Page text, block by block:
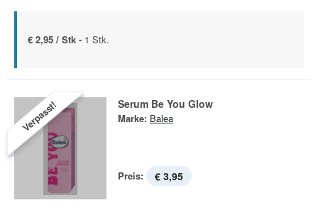
€ 2,95 / Stk - 1 Stk.
Verpasst! Serum Be You Glow
Marke: Balea
Preis: € 3,95